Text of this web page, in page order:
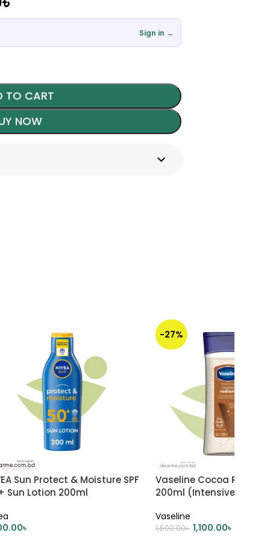
Sign in →
TO CART
NOW
Sun Protect & Moisture SPF
Sun Lotion 200ml
৳
-27%
Vaseline Cocoa
200ml (Intensive Care
Vaseline
1,500.00৳ 1,100.00৳